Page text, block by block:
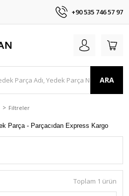
+90 535 746 57 97
ARA
Filtreler
Toplam 1 ürün